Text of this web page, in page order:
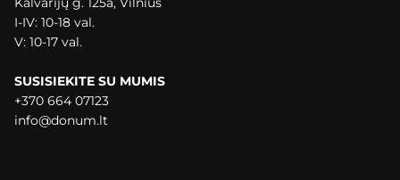
I-IV: 10-18 val.
V: 10-17 val.
SUSISIEKITE SU MUMIS
+370 664 07123
info@donum.lt